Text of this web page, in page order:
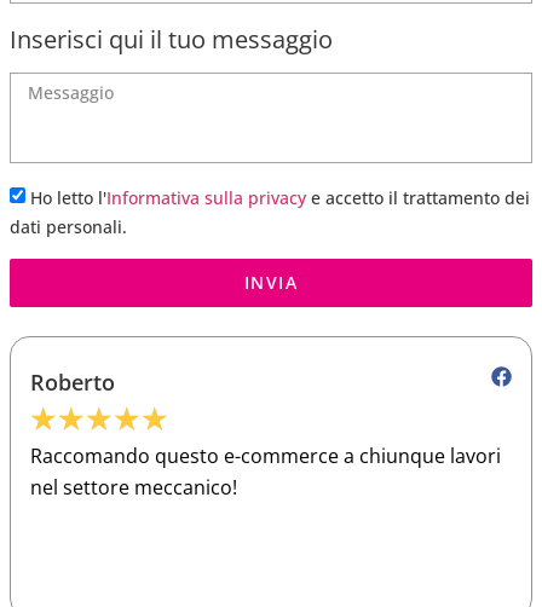
Inserisci qui il tuo messaggio
Ho letto l'Informativa sulla privacy e accetto il trattamento dei
dati personali.
INVIA
Roberto
★★★★★
Raccomando questo e-commerce a chiunque lavori
nel settore meccanico!